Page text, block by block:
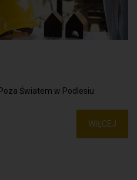
Światem w Podlesiu
WIĘCEJ